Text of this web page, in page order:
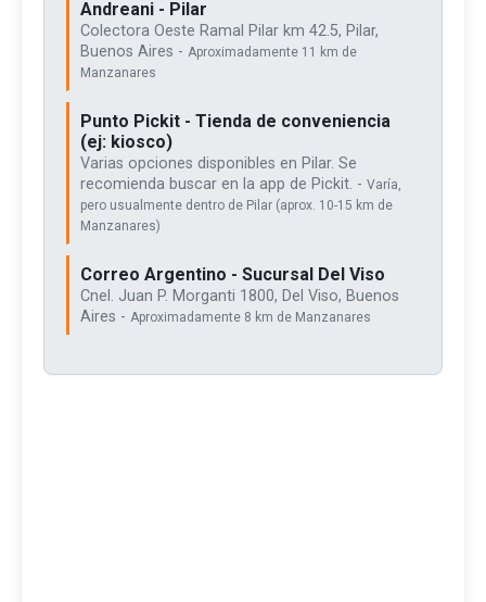
Andreani - Pilar
Colectora Oeste Ramal Pilar km 42.5, Pilar,
Buenos Aires - Aproximadamente 11 km de
Manzanares
Punto Pickit - Tienda de conveniencia
(ej: kiosco)
Varias opciones disponibles en Pilar. Se
recomienda buscar en la app de Pickit. - Varía,
pero usualmente dentro de Pilar (aprox. 10-15 km de
Manzanares)
Correo Argentino - Sucursal Del Viso
Cnel. Juan P. Morganti 1800, Del Viso, Buenos
Aires - Aproximadamente 8 km de Manzanares